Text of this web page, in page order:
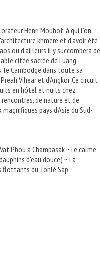
Henri Mouhot, à qui l'on
khmère et d'avoir été
ou d'ailleurs il y succombera de
citée sacrée de Luang
le Cambodge dans toute sa
Vihear et d'Angkor. Ce circuit
en hôtel et nuits chez
de nature et de
pays d'Asie du Sud-
Phou à Champasak ~ Le calme
d'eau douce) ~ La
flottants du Tonlé Sap